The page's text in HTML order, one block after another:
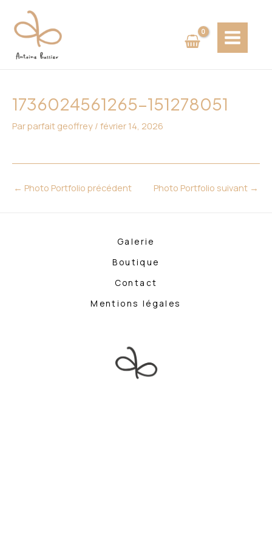
contenu
MENU
1736024561265-151278051
Parparfait geoffrey / février 14, 2026
des
articles
← Photo Portfolio précédent Photo Portfolio suivant →
Galerie
Boutique
Contact
Mentions légales